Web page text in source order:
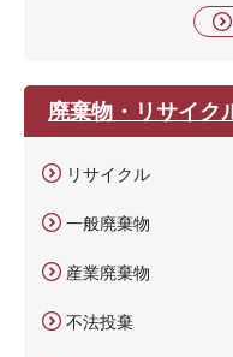
廃棄物・リサイク
リサイクル
一般廃棄物
産業廃棄物
不法投棄